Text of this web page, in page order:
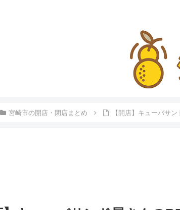
宮崎市の開店・閉店まとめ 【開店】キューバサ